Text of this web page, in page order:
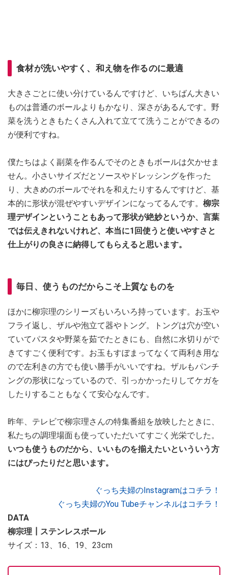
食材が洗いやすく、和え物を作るのに最適
大きさごとに使い分けているんですけど、いちばん大きい
ものは普通のボールよりもかなり、深さがあるんです。野
菜を洗うときもたくさん入れて立てて洗うことができるの
が便利ですね。
僕たちはよく副菜を作るんでそのときもボールは欠かせま
せん。小さいサイズだとソースやドレッシングを作った
り、大きめのボールでそれを和えたりするんですけど、基
本的に形状が混ぜやすいデザインになってるんです。 柳宗
理デザインということもあって形状が絶妙というか、言葉
では伝えきれないけれど、本当に1回使うと使いやすさと
仕上がりの良さに納得してもらえると思います。
毎日、使うものだからこそ上質なものを
ほかに柳宗理のシリーズもいろいろ持っています。お玉や
フライ返し、ザルや泡立て器やトング。トングは穴が空い
ていてパスタや野菜を茹でたときにも、自然に水切りがで
きてすごく便利です。お玉もすぼまってなくて両利き用な
ので左利きの方でも使い勝手がいいですね。ザルもパンチ
ングの形状になっているので、引っかかったりしてケガを
したりすることもなくて安心なんです。
昨年、テレビで柳宗理さんの特集番組を放映したときに、
私たちの調理場面も使っていただいてすごく光栄でした。
いつも使うものだから、いいものを揃えたいといういう方
にはぴったりだと思います。
ぐっち夫婦のInstagramはコチラ！
ぐっち夫婦のYou Tubeチャンネルはコチラ！
DATA
柳宗理┃ステンレスボール
サイズ：13、16、19、23cm